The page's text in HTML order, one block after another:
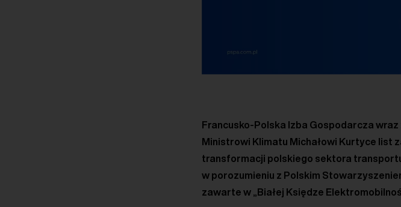
Francusko-Polska Izba Gospodarcza
Ministrowi Klimatu Michałowi Kurtyce list
transformacji polskiego sektora
w porozumieniu z Polskim
zawarte w „Białej Księdze